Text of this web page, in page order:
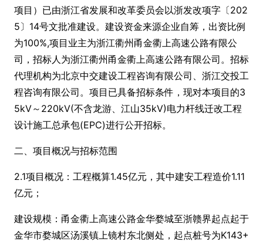
项目）已由浙江省发展和改革委员会以浙发改项字〔202
5〕14号文批准建设。建设资金来源企业自筹，出资比例
为100%,项目业主为浙江衢州甬金衢上高速公路有限公
司，招标人为浙江衢州甬金衢上高速公路有限公司。招标
代理机构为北京中交建设工程咨询有限公司、浙江交投工
程咨询有限公司。项目已具备招标条件，现对本项目的3
5kV～220kV(不含龙游、江山35kV)电力杆线迁改工程
设计施工总承包(EPC)进行公开招标。
二、项目概况与招标范围
2.1项目概况：工程概算1.45亿元，其中建安工程造价1.11
亿元；
建设规模：甬金衢上高速公路金华婺城至浙赣界起点起于
金华市婺城区汤溪镇上镜村东北侧处，起点桩号为K143+